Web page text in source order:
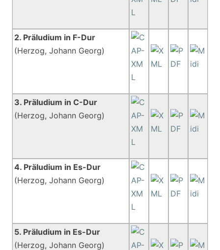
2. Präludium in F-Dur
(Herzog, Johann Georg)
3. Präludium in C-Dur
(Herzog, Johann Georg)
4. Präludium in Es-Dur
(Herzog, Johann Georg)
5. Präludium in Es-Dur
(Herzog, Johann Georg)